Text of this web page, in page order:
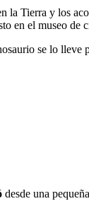
Tierra y los
en el museo de
se lo lleve
desde una